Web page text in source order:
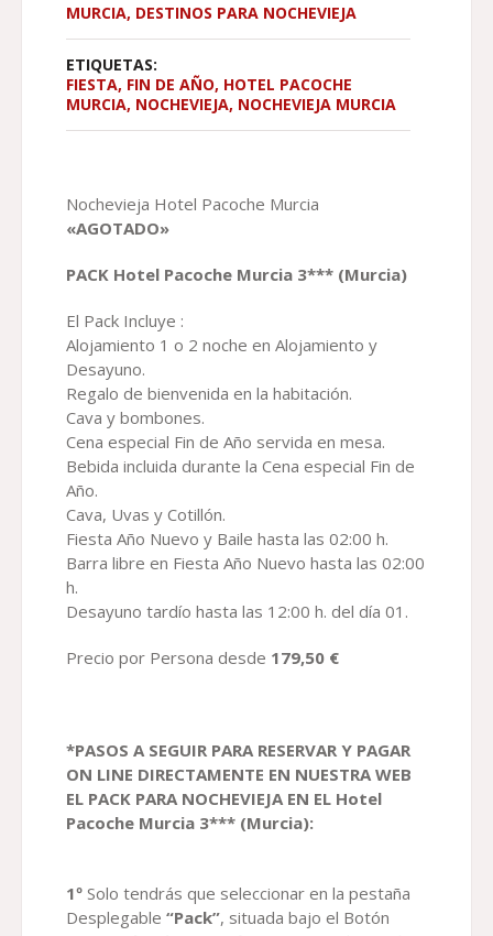
MURCIA, DESTINOS PARA NOCHEVIEJA
ETIQUETAS:
FIESTA, FIN DE AÑO, HOTEL PACOCHE
MURCIA, NOCHEVIEJA, NOCHEVIEJA MURCIA
Nochevieja Hotel Pacoche Murcia
«AGOTADO»
PACK Hotel Pacoche Murcia 3*** (Murcia)
El Pack Incluye :
Alojamiento 1 o 2 noche en Alojamiento y
Desayuno.
Regalo de bienvenida en la habitación.
Cava y bombones.
Cena especial Fin de Año servida en mesa.
Bebida incluida durante la Cena especial Fin de
Año.
Cava, Uvas y Cotillón.
Fiesta Año Nuevo y Baile hasta las 02:00 h.
Barra libre en Fiesta Año Nuevo hasta las 02:00
h.
Desayuno tardío hasta las 12:00 h. del día 01.
Precio por Persona desde 179,50 €
*PASOS A SEGUIR PARA RESERVAR Y PAGAR
ON LINE DIRECTAMENTE EN NUESTRA WEB
EL PACK PARA NOCHEVIEJA EN EL Hotel
Pacoche Murcia 3*** (Murcia):
1º Solo tendrás que seleccionar en la pestaña
Desplegable “Pack”, situada bajo el Botón